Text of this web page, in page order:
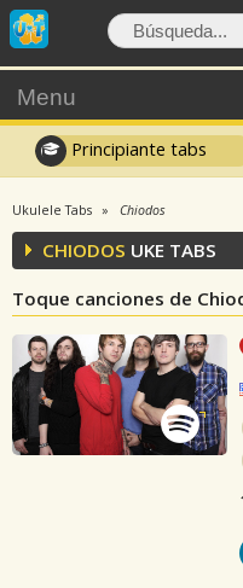
Menu
Principiante tabs
Ukulele Tabs Chiodos
CHIODOS UKE TABS
Toque canciones de